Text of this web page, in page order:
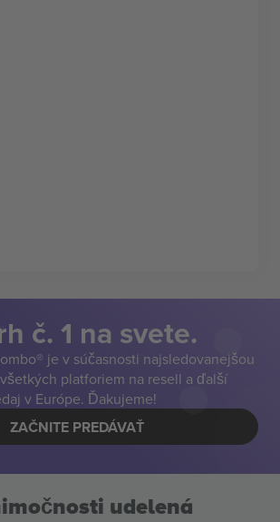
č. 1 na svete.
je v súčasnosti najsledovanejšou
platforiem na resell a ďalší
v Európe. Ďakujeme!
ZAČNITE PREDÁVAŤ
udelená